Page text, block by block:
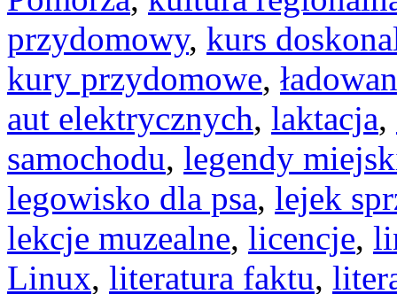
przydomowy, kurs
kury przydomowe,
aut elektrycznych, laktacja,
samochodu, legendy
legowisko dla psa, lejek
lekcje muzealne, licencje,
Linux, literatura faktu,